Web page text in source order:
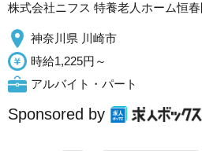
株式会社ニフス 特養老人ホーム恒
神奈川県 川崎市
時給1,225円～
アルバイト・パート
Sponsored by